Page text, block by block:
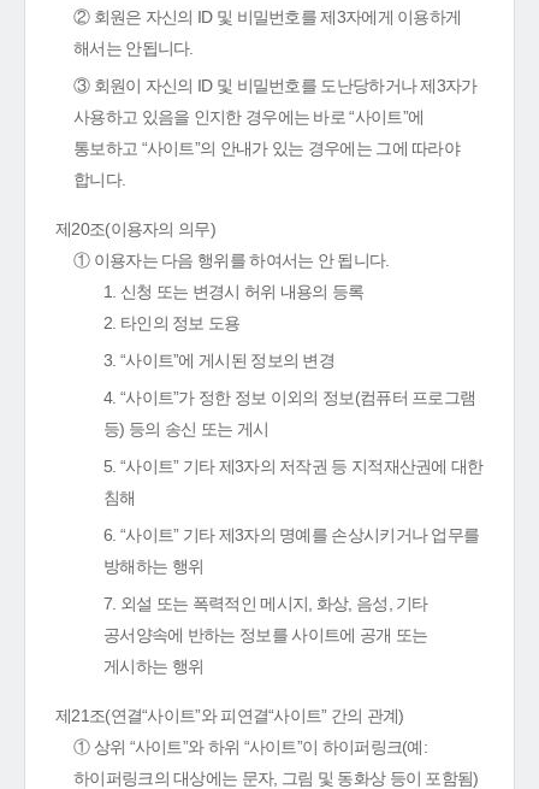
② 회원은 자신의 ID 및 비밀번호를 제3자에게 이용하게
해서는 안됩니다.
③ 회원이 자신의 ID 및 비밀번호를 도난당하거나 제3자가
사용하고 있음을 인지한 경우에는 바로 “사이트”에
통보하고 “사이트”의 안내가 있는 경우에는 그에 따라야
합니다.
제20조(이용자의 의무)
① 이용자는 다음 행위를 하여서는 안 됩니다.
1. 신청 또는 변경시 허위 내용의 등록
2. 타인의 정보 도용
3. “사이트”에 게시된 정보의 변경
4. “사이트”가 정한 정보 이외의 정보(컴퓨터 프로그램
등) 등의 송신 또는 게시
5. “사이트” 기타 제3자의 저작권 등 지적재산권에 대한
침해
6. “사이트” 기타 제3자의 명예를 손상시키거나 업무를
방해하는 행위
7. 외설 또는 폭력적인 메시지, 화상, 음성, 기타
공서양속에 반하는 정보를 사이트에 공개 또는
게시하는 행위
제21조(연결“사이트”와 피연결“사이트” 간의 관계)
① 상위 “사이트”와 하위 “사이트”이 하이퍼링크(예:
하이퍼링크의 대상에는 문자, 그림 및 동화상 등이 포함됨)